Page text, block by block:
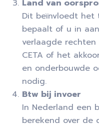
Land van
Dit beïnvloedt het
bepaalt of u in
verlaagde rechten
CETA of het
en onderbouwde
nodig.
Btw bij invoer
In Nederland een
berekend over de